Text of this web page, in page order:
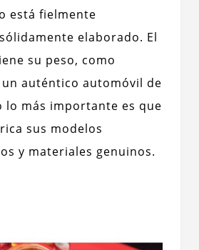
está fielmente
elaborado. El
su peso, como
auténtico automóvil de
lo más importante es que
sus modelos
y materiales genuinos.